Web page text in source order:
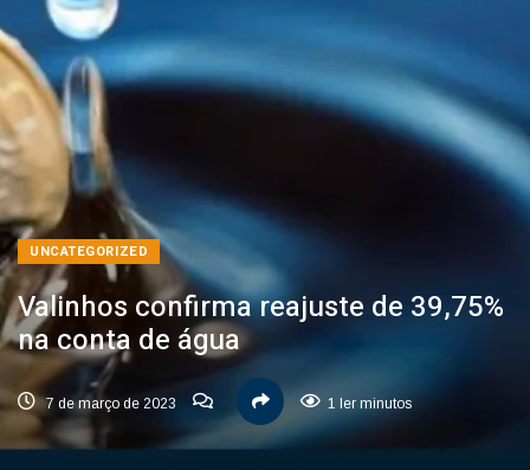
UNCATEGORIZED
Valinhos confirma reajuste de 39,75%
na conta de água
7 de março de 2023 1 ler minutos